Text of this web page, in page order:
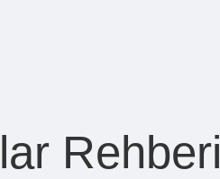
Rehberi